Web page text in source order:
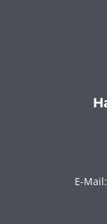
E-Mail: